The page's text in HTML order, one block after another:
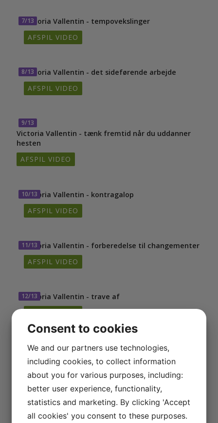
7/13
Victoria Vallentin - tempovekslinger
AFSPIL VIDEO
8/13
Victoria Vallentin - det sideførende arbejde
AFSPIL VIDEO
9/13
Victoria Vallentin - tænk fremtid når du uddanner
hesten
AFSPIL VIDEO
10/13
Victoria Vallentin - kontragalop
AFSPIL VIDEO
11/13
Victoria Vallentin - forberedelse til changementer
AFSPIL VIDEO
12/13
Victoria Vallentin - trave af
13/13
Playliste med alle videoer
AFSPIL VIDEO
Consent to cookies
We and our partners use technologies,
including cookies, to collect information
about you for various purposes, including:
better user experience, functionality,
statistics and marketing. By clicking 'Accept
all cookies' you consent to these purposes.